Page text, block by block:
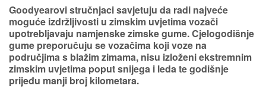
Goodyearovi stručnjaci savjetuju da radi najveće
moguće izdržljivosti u zimskim uvjetima vozači
upotrebljavaju namjenskezimske gume. Cjelogodišnje
gume preporučuju se vozačima koji voze na
područjima s blažim zimama, nisu izloženi ekstremnim
zimskim uvjetima poput snijega i leda te godišnje
prijeđu manji broj kilometara.